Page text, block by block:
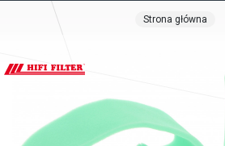
Strona główna